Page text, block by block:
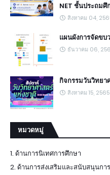
NET ชั้นประถมศึ
สิงหาคม 04,
แผนผังการจัดขบ
ธันวาคม 06,
กิจกรรมวันวิทยา
สิงหาคม 15, 2565
หมวดหมู่
1. ด้านการนิเทศการศึกษา
2. ด้านการส่งเสริมและสนับสนุนกา